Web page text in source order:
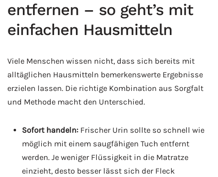
entfernen – so geht’s mit
einfachen Hausmitteln
Viele Menschen wissen nicht, dass sich bereits mit
alltäglichen Hausmitteln bemerkenswerte Ergebnisse
erzielen lassen. Die richtige Kombination aus Sorgfalt
und Methode macht den Unterschied.
Sofort handeln: Frischer Urin sollte so schnell wie
möglich mit einem saugfähigen Tuch entfernt
werden. Je weniger Flüssigkeit in die Matratze
einzieht, desto besser lässt sich der Fleck